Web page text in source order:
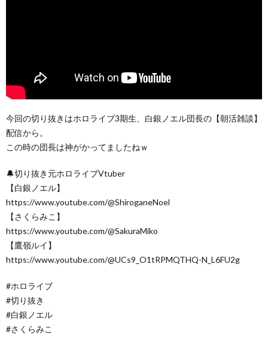
今回の切り抜きはホロライブ3期生、白銀ノエル団長の【朝活雑談】
配信から。
この時の団長は神がかってましたねｗ
🔔切り抜き元ホロライブVtuber
【白銀ノエル】
https://www.youtube.com/@ShiroganeNoel
【さくらみこ】
https://www.youtube.com/@SakuraMiko
【鷹嶺ルイ】
https://www.youtube.com/@UCs9_O1tRPMQTHQ-N_L6FU2g
#ホロライブ
#切り抜き
#白銀ノエル
#さくらみこ